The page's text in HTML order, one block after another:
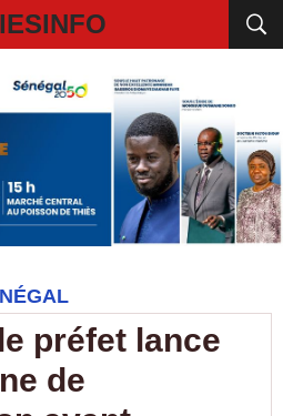
préfet lance
de